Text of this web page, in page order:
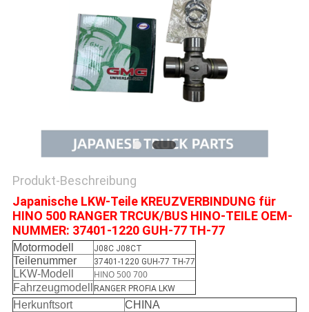
PRIVACY
Produkt-Beschreibung
Japanische LKW-Teile KREUZVERBINDUNG für
HINO 500 RANGER TRCUK/BUS HINO-TEILE OEM-
NUMMER: 37401-1220 GUH-77 TH-77
Motormodell J08C J08CT
Teilenummer 37401-1220 GUH-77 TH-77
LKW-Modell
HINO 500 700
Fahrzeugmodell
RANGER PROFIA LKW
Herkunftsort
CHINA